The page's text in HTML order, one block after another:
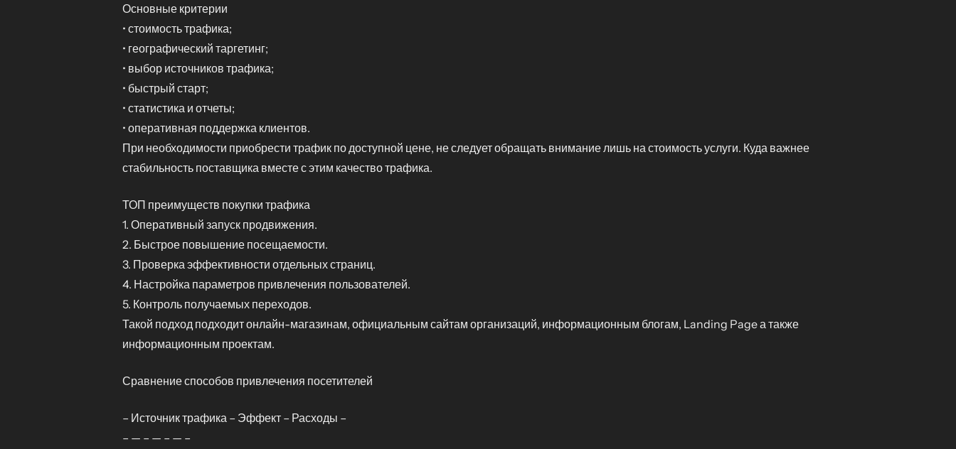
Основные критерии
• стоимость трафика;
• географический таргетинг;
• выбор источников трафика;
• быстрый старт;
• статистика и отчеты;
• оперативная поддержка клиентов.
При необходимости приобрести трафик по доступной цене, не следует обращать внимание лишь на стоимость услуги. Куда важнее
стабильность поставщика вместе с этим качество трафика.
ТОП преимуществ покупки трафика
1. Оперативный запуск продвижения.
2. Быстрое повышение посещаемости.
3. Проверка эффективности отдельных страниц.
4. Настройка параметров привлечения пользователей.
5. Контроль получаемых переходов.
Такой подход подходит онлайн-магазинам, официальным сайтам организаций, информационным блогам, Landing Page а также
информационным проектам.
Сравнение способов привлечения посетителей
– Источник трафика – Эффект – Расходы –
– — – — – — –